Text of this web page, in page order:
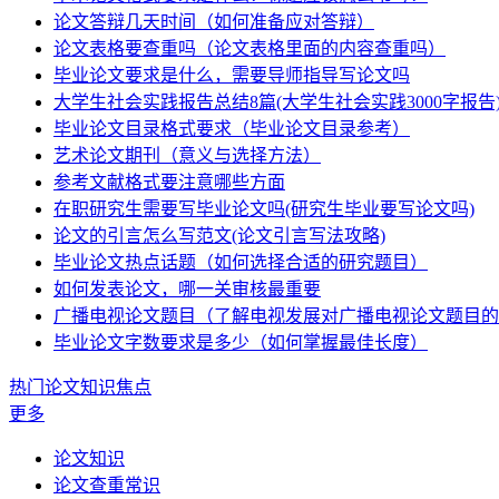
论文答辩几天时间（如何准备应对答辩）
论文表格要查重吗（论文表格里面的内容查重吗）
毕业论文要求是什么，需要导师指导写论文吗
大学生社会实践报告总结8篇(大学生社会实践3000字报告
毕业论文目录格式要求（毕业论文目录参考）
艺术论文期刊（意义与选择方法）
参考文献格式要注意哪些方面
在职研究生需要写毕业论文吗(研究生毕业要写论文吗)
论文的引言怎么写范文(论文引言写法攻略)
毕业论文热点话题（如何选择合适的研究题目）
如何发表论文，哪一关审核最重要
广播电视论文题目（了解电视发展对广播电视论文题目的
毕业论文字数要求是多少（如何掌握最佳长度）
热门论文知识焦点
更多
论文知识
论文查重常识